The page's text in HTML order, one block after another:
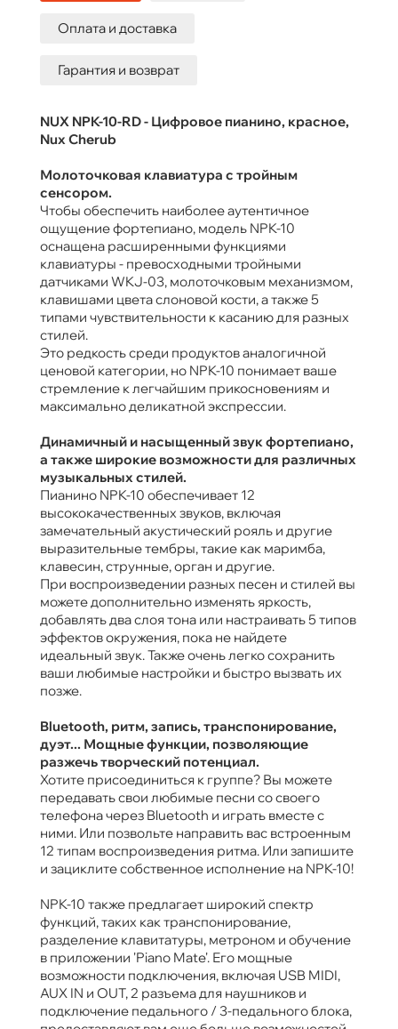
Оплата и доставка
Гарантия и возврат
NUX NPK-10-RD - Цифровое пианино, красное,
Nux Cherub
Молоточковая клавиатура с тройным
сенсором.
Чтобы обеспечить наиболее аутентичное
ощущение фортепиано, модель NPK-10
оснащена расширенными функциями
клавиатуры - превосходными тройными
датчиками WKJ-03, молоточковым механизмом,
клавишами цвета слоновой кости, а также 5
типами чувствительности к касанию для разных
стилей.
Это редкость среди продуктов аналогичной
ценовой категории, но NPK-10 понимает ваше
стремление к легчайшим прикосновениям и
максимально деликатной экспрессии.
Динамичный и насыщенный звук фортепиано,
а также широкие возможности для различных
музыкальных стилей.
Пианино NPK-10 обеспечивает 12
высококачественных звуков, включая
замечательный акустический рояль и другие
выразительные тембры, такие как маримба,
клавесин, струнные, орган и другие.
При воспроизведении разных песен и стилей вы
можете дополнительно изменять яркость,
добавлять два слоя тона или настраивать 5 типов
эффектов окружения, пока не найдете
идеальный звук. Также очень легко сохранить
ваши любимые настройки и быстро вызвать их
позже.
Bluetooth, ритм, запись, транспонирование,
дуэт... Мощные функции, позволяющие
разжечь творческий потенциал.
Хотите присоединиться к группе? Вы можете
передавать свои любимые песни со своего
телефона через Bluetooth и играть вместе с
ними. Или позвольте направить вас встроенным
12 типам воспроизведения ритма. Или запишите
и зациклите собственное исполнение на NPK-10!
NPK-10 также предлагает широкий спектр
функций, таких как транспонирование,
разделение клавитатуры, метроном и обучение
в приложении 'Piano Mate'. Его мощные
возможности подключения, включая USB MIDI,
AUX IN и OUT, 2 разъема для наушников и
подключение педального / 3-педального блока,